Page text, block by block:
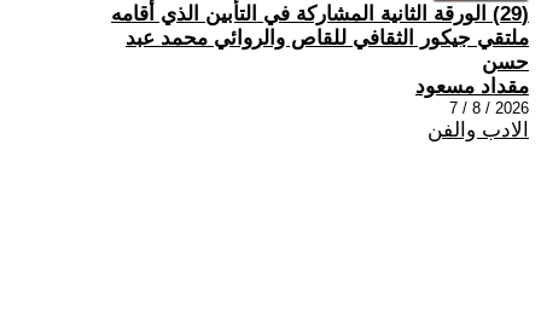
(29) الورقة الثانية المشاركة في التأبين الذي أقامه
ملتقي جيكور الثقافي للقاص والروائي محمد عبد
حسن
مقداد مسعود
2026 / 8 / 7
الادب والفن